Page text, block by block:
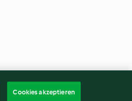
Cookies akzeptieren